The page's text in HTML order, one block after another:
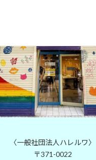
〈一般社団法人ハレルワ〉
〒371-0022